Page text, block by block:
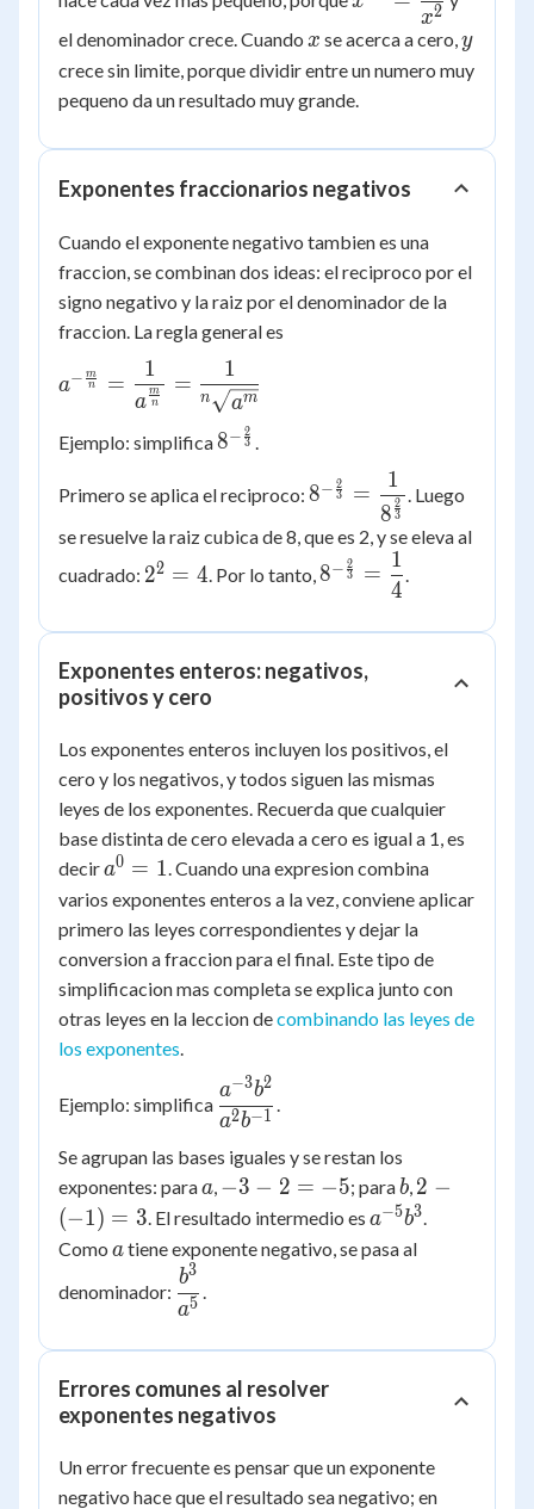
\dfrac{1}
{x^2}
x2
el denominador crece. Cuando x
x se acerca a cero, y
y
crece sin limite, porque dividir entre un numero muy
pequeno da un resultado muy grande.
Exponentes fraccionarios negativos
Cuando el exponente negativo tambien es una
fraccion, se combinan dos ideas: el reciproco por el
signo negativo y la raiz por el denominador de la
fraccion. La regla general es
a^{-\frac{m}{n}}
= \dfrac{1}
{n}}} = \dfrac{1}
{{^n}\sqrt{a^m}}
a− n
m =
a n
m
1
=
n am
1
Ejemplo: simplifica8^{-
{3}}
8− 3
2
Primero se aplica el reciproco: 8^{-\frac{2}
\dfrac{1}
{8^{\frac{2}
8− 3
2 =
8 3
2
1
. Luego
se resuelve la raiz cubica de 8, que es 2, y se eleva al
cuadrado: 2^2
22 = 4 . Por lo tanto, 8^{-
\frac{2}
{4}
8− 3
2 =
4
1
Exponentes enteros: negativos,
positivos y cero
Los exponentes enteros incluyen los positivos, el
cero y los negativos, y todos siguen las mismas
leyes de los exponentes. Recuerda que cualquier
base distinta de cero elevada a cero es igual a 1, es
decira^0
= 1
a0 = 1. Cuando una expresion combina
varios exponentes enteros a la vez, conviene aplicar
primero las leyes correspondientes y dejar la
conversion a fraccion para el final. Este tipo de
simplificacion mas completa se explica junto con
otras leyes en la leccion decombinando las leyes de
los exponentes.
Ejemplo: simplifica
\dfrac{a^{-3}
b^{2}}
{a^{2}
b^{-1}}
a2b−1
a−3b2
.
Se agrupan las bases iguales y se restan los
exponentes: paraa
a, -3
-
−3 − 2 = −5; parab
b, 2 -
(-1)
= 3
2 −
(−1) = 3. El resultado intermedio es a^{-5}
b^{3}
a−5b3.
Como a
atiene exponente negativo, se pasa al
denominador:
\dfrac{b^3}
{a^5}
a5
b3
.
Errores comunes al resolver
exponentes negativos
Un error frecuente es pensar que un exponente
negativo hace que el resultado sea negativo; en